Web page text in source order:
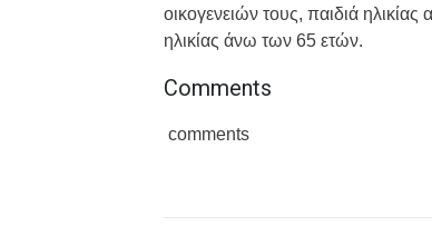
οικογενειών τους, παιδιά
ηλικίας άνω των 65 ετών.
Comments
comments